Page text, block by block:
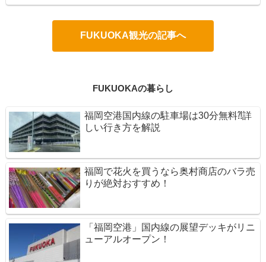
FUKUOKA観光の記事へ
FUKUOKAの暮らし
福岡空港国内線の駐車場は30分無料⁈詳
しい行き方を解説
福岡で花火を買うなら奥村商店のバラ売
りが絶対おすすめ！
「福岡空港」国内線の展望デッキがリニ
ューアルオープン！